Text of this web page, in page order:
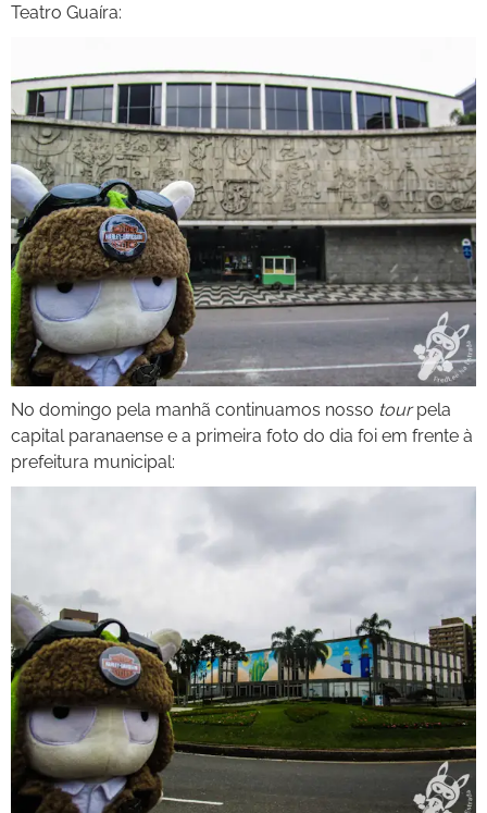
Teatro Guaíra:
No domingo pela manhã continuamos nosso tourpela
capital paranaense e a primeira foto do dia foi em frente à
prefeitura municipal: